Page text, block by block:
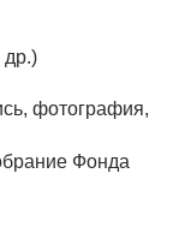
др.)
фотография,
Фонда